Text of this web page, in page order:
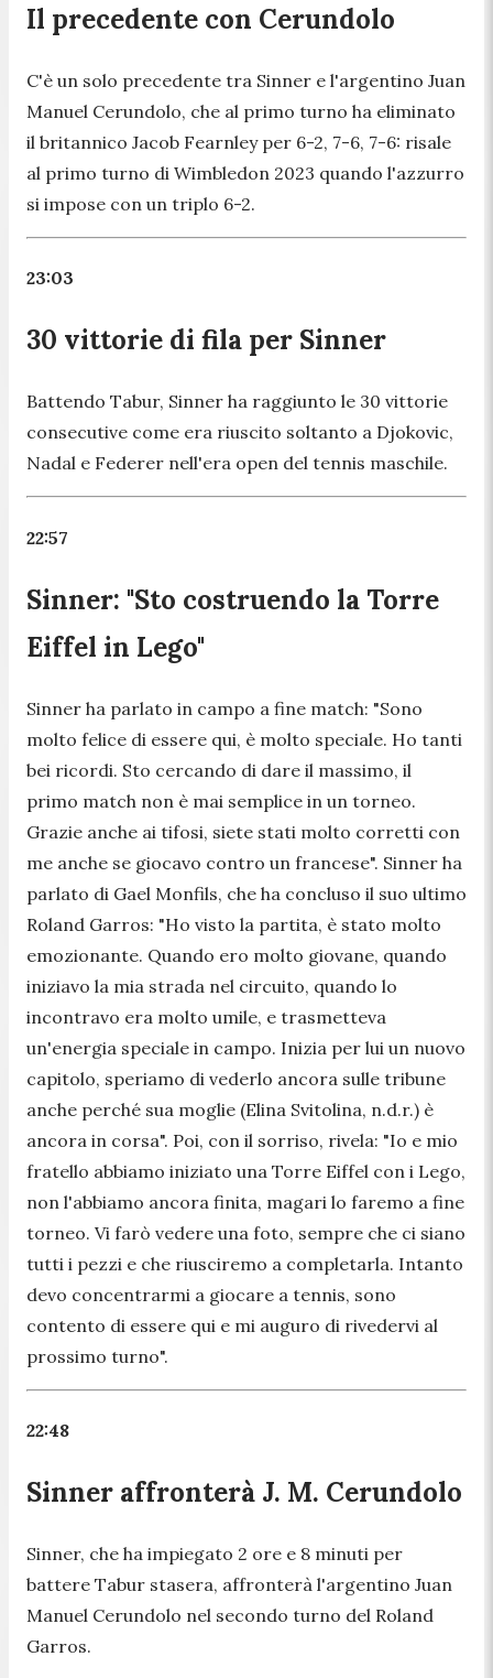
Il precedente con Cerundolo
C'è un solo precedente tra Sinner e l'argentino Juan
Manuel Cerundolo, che al primo turno ha eliminato
il britannico Jacob Fearnley per 6-2, 7-6, 7-6: risale
al primo turno di Wimbledon 2023 quando l'azzurro
si impose con un triplo 6-2.
23:03
30 vittorie di fila per Sinner
Battendo Tabur, Sinner ha raggiunto le 30 vittorie
consecutive come era riuscito soltanto a Djokovic,
Nadal e Federer nell'era open del tennis maschile.
22:57
Sinner: "Sto costruendo la Torre
Eiffel in Lego"
Sinner ha parlato in campo a fine match: "Sono
molto felice di essere qui, è molto speciale. Ho tanti
bei ricordi. Sto cercando di dare il massimo, il
primo match non è mai semplice in un torneo.
Grazie anche ai tifosi, siete stati molto corretti con
me anche se giocavo contro un francese". Sinner ha
parlato di Gael Monfils, che ha concluso il suo ultimo
Roland Garros: "Ho visto la partita, è stato molto
emozionante. Quando ero molto giovane, quando
iniziavo la mia strada nel circuito, quando lo
incontravo era molto umile, e trasmetteva
un'energia speciale in campo. Inizia per lui un nuovo
capitolo, speriamo di vederlo ancora sulle tribune
anche perché sua moglie (Elina Svitolina, n.d.r.) è
ancora in corsa". Poi, con il sorriso, rivela: "Io e mio
fratello abbiamo iniziato una Torre Eiffel con i Lego,
non l'abbiamo ancora finita, magari lo faremo a fine
torneo. Vi farò vedere una foto, sempre che ci siano
tutti i pezzi e che riusciremo a completarla. Intanto
devo concentrarmi a giocare a tennis, sono
contento di essere qui e mi auguro di rivedervi al
prossimo turno".
22:48
Sinner affronterà J. M. Cerundolo
Sinner, che ha impiegato 2 ore e 8 minuti per
battere Tabur stasera, affronterà l'argentino Juan
Manuel Cerundolo nel secondo turno del Roland
Garros.